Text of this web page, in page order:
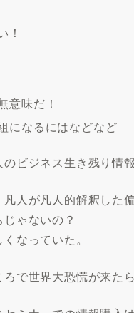
！
意味だ！
になるにはなどなど
ビジネス生き残り情
人が凡人的解釈した
ゃないの？
なっていた。
で世界大恐慌が来た